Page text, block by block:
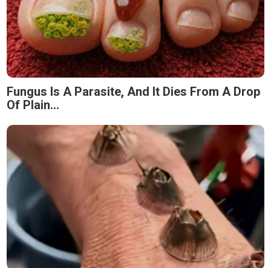
Fungus Is A Parasite, And It Dies From A Drop
Of Plain...